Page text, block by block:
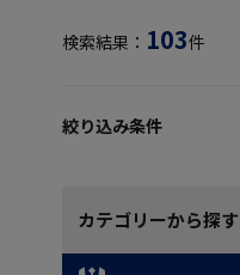
検索結果： 103件
絞り込み条件
カテゴリーから探す